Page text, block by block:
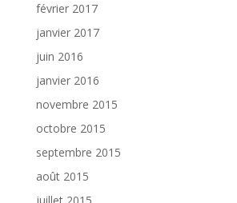
février 2017
janvier 2017
juin 2016
janvier 2016
novembre 2015
octobre 2015
septembre 2015
août 2015